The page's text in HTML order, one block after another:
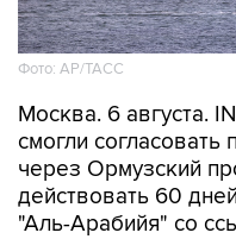
Фото: AP/ТАСС
Москва. 6 августа.
смогли
через Ормузский
действовать 60
"Аль-Арабийя" со